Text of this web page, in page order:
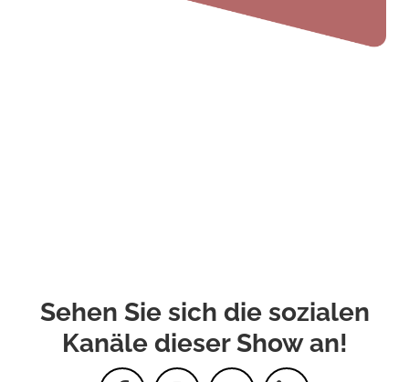
Sehen Sie sich die sozialen
Kanäle dieser Show an!